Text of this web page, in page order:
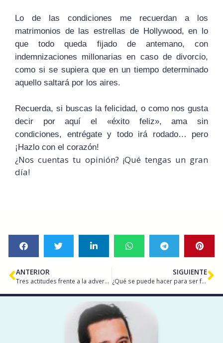
Lo de las condiciones me recuerdan a los
matrimonios de las estrellas de Hollywood, en lo
que todo queda fijado de antemano, con
indemnizaciones millonarias en caso de divorcio,
como si se supiera que en un tiempo determinado
aquello saltará por los aires.
Recuerda, si buscas la felicidad, o como nos gusta
decir por aquí el «éxito feliz», ama sin
condiciones, entrégate y todo irá rodado… pero
¡Hazlo con el corazón!
¿Nos cuentas tu opinión? ¡Qué tengas un gran
día!
ANTERIOR
Tres actitudes frente a la adversidad…
SIGUIENTE
¿Qué se puede hacer para ser feliz?